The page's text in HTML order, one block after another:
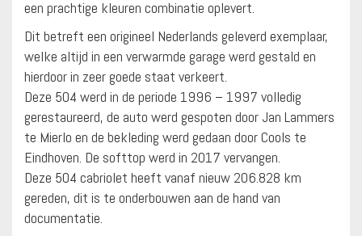
een prachtige kleuren combinatie oplevert.
Dit betreft een origineel Nederlands geleverd exemplaar,
welke altijd in een verwarmde garage werd gestald en
hierdoor in zeer goede staat verkeert.
Deze 504 werd in de periode 1996 – 1997 volledig
gerestaureerd, de auto werd gespoten door Jan Lammers
te Mierlo en de bekleding werd gedaan door Cools te
Eindhoven. De softtop werd in 2017 vervangen.
Deze 504 cabriolet heeft vanaf nieuw 206.828 km
gereden, dit is te onderbouwen aan de hand van
documentatie.